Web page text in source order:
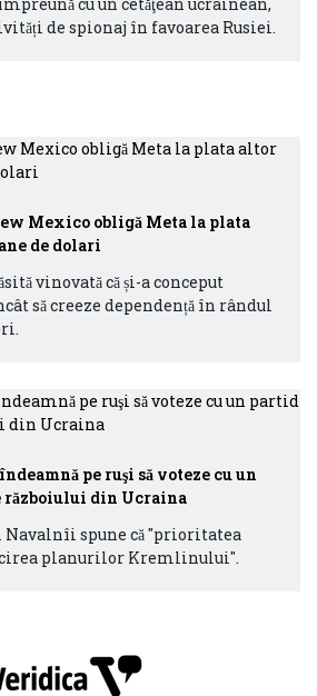
de spionaj în favoarea Rusiei.
Mexico obligă Meta la plata
de dolari
vinovată că și-a conceput
să creeze dependență în rândul
pe ruşi să voteze cu un
războiului din Ucraina
Navalnîi spune că "prioritatea
planurilor Kremlinului".